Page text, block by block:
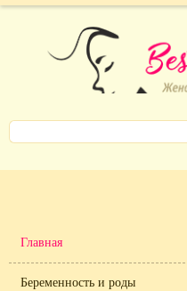
Главная
Беременность и роды